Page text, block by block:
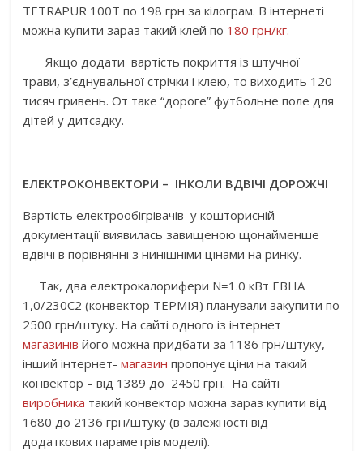
TETRAPUR 100T по 198 грн за кілограм. В інтернеті
можна купити зараз такий клей по 180 грн/кг.
Якщо додати вартість покриття із штучної
трави, з’єднувальної стрічки і клею, то виходить 120
тисяч гривень. От таке “дороге” футбольне поле для
дітей у дитсадку.
ЕЛЕКТРОКОНВЕКТОРИ – ІНКОЛИ ВДВІЧІ ДОРОЖЧІ
Вартість електрообігрівачів у кошторисній
документації виявилась завищеною щонайменше
вдвічі в порівнянні з нинішніми цінами на ринку.
Так, два електрокалорифери N=1.0 кВт EBHA
1,0/230С2 (конвектор ТЕРМІЯ) планували закупити по
2500 грн/штуку. На сайті одного із інтернет
магазинів його можна придбати за 1186 грн/штуку,
інший інтернет-магазин пропонує ціни на такий
конвектор – від 1389 до 2450 грн. На сайті
виробника такий конвектор можна зараз купити від
1680 до 2136 грн/штуку (в залежності від
додаткових параметрів моделі).